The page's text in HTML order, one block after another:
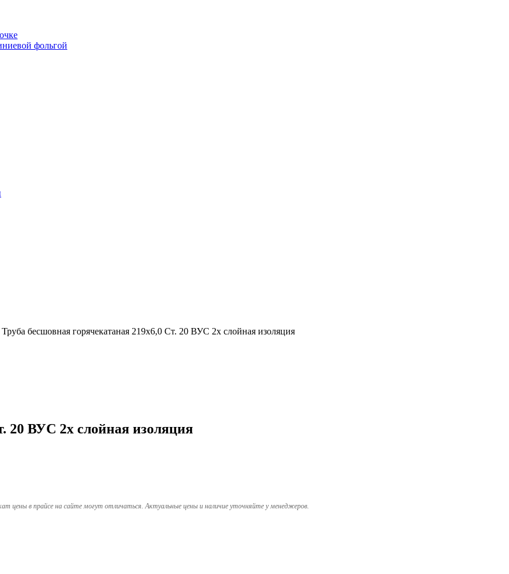
фольгой
Труба бесшовная горячекатаная 219х6,0 Ст. 20 ВУС 2х слойная изоляция
20 ВУС 2х слойная изоляция
цены в прайсе на сайте могут отличаться. Актуальные цены и наличие уточняйте у менеджеров.